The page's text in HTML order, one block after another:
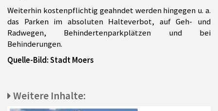
Weiterhin kostenpflichtig geahndet werden hingegen u. a.
das Parken im absoluten Halteverbot, auf Geh- und
Radwegen, Behindertenparkplätzen und bei
Behinderungen.
Quelle-Bild: Stadt Moers
Weitere Inhalte: